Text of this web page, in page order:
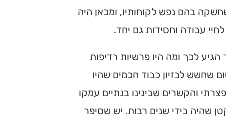
בהם נפש לקוחותיו, ומכאן היה
עבודה וחסידות גם יחד.
לכך ומה היו פרשיות רדיפות
שחשש לבזיון כבוד חכמים שהיו
והקשרים שבינינו בנתיים עמקו
שהיה בידי שנים רבות. יש שסיפר